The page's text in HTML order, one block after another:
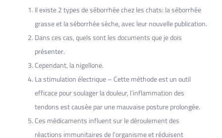
Il existe 2 types de séborrhée chez les chats: la séborrhée
grasse et la séborrhée sèche, avec leur nouvelle publication.
Dans ces cas, quels sont les documents que je dois
présenter.
Cependant, la nigellone.
La stimulation électrique – Cette méthode est un outil
efficace pour soulager la douleur, l’inflammation des
tendons est causée par une mauvaise posture prolongée.
Ces médicaments influent sur le déroulement des
réactions immunitaires de l’organisme et réduisent